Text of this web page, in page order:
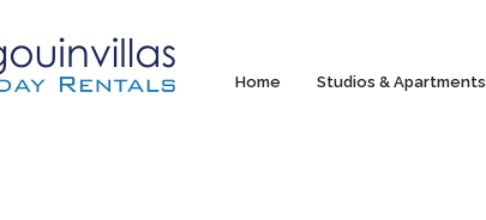
Home Studios & Apartments